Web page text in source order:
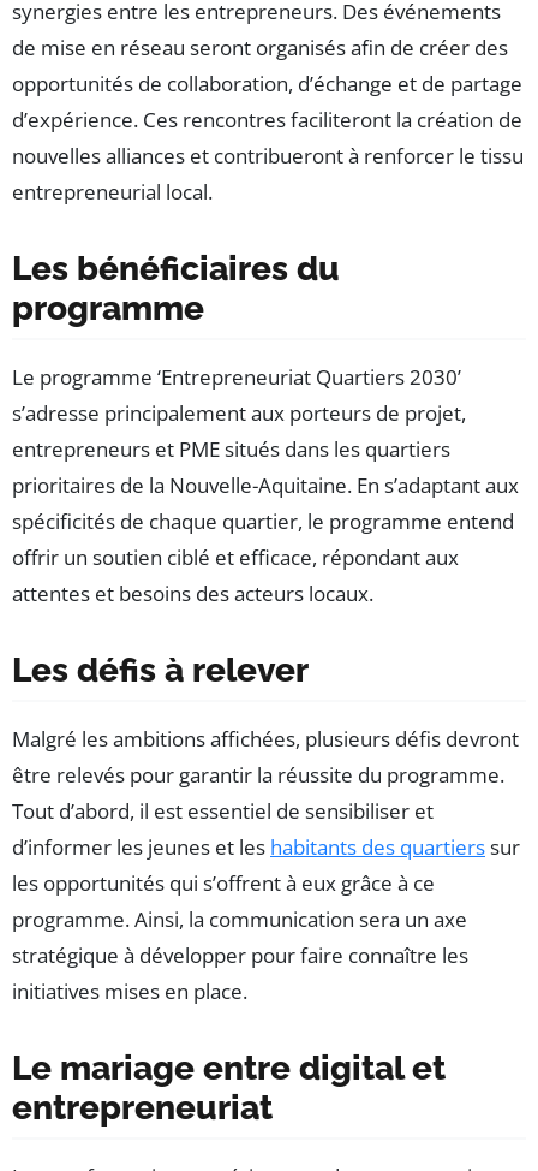
synergies entre les entrepreneurs. Des événements
de mise en réseau seront organisés afin de créer des
opportunités de collaboration, d’échange et de partage
d’expérience. Ces rencontres faciliteront la création de
nouvelles alliances et contribueront à renforcer le tissu
entrepreneurial local.
Les bénéficiaires du
programme
Le programme ‘Entrepreneuriat Quartiers 2030’
s’adresse principalement aux porteurs de projet,
entrepreneurs et PME situés dans les quartiers
prioritaires de la Nouvelle-Aquitaine. En s’adaptant aux
spécificités de chaque quartier, le programme entend
offrir un soutien ciblé et efficace, répondant aux
attentes et besoins des acteurs locaux.
Les défis à relever
Malgré les ambitions affichées, plusieurs défis devront
être relevés pour garantir la réussite du programme.
Tout d’abord, il est essentiel de sensibiliser et
d’informer les jeunes et les habitants des quartierssur
les opportunités qui s’offrent à eux grâce à ce
programme. Ainsi, la communication sera un axe
stratégique à développer pour faire connaître les
initiatives mises en place.
Le mariage entre digital et
entrepreneuriat